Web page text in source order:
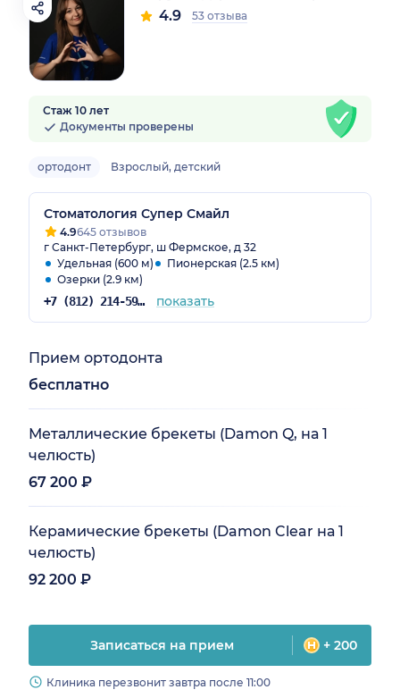
4.9 53 отзыва
Стаж 10 лет
Документы проверены
ортодонт Взрослый, детский
Стоматология Супер Смайл
4.9645 отзывов
г Санкт-Петербург, ш Фермское, д 32
Удельная (600 м)
Пионерская (2.5 км)
Озерки (2.9 км)
+7 (812) 214-59-31 показать
Прием ортодонта
бесплатно
Металлические брекеты (Damon Q, на 1
челюсть)
67 200 ₽
Керамические брекеты (Damon Clear на 1
челюсть)
92 200 ₽
Записаться на прием + 200
Клиника перезвонит завтра после 11:00